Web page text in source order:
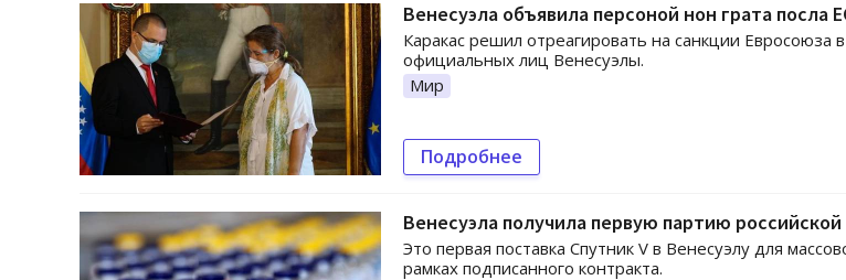
Венесуэла объявила персоной нон грата посла
Каракас решил отреагировать на санкции Евросоюза
официальных лиц Венесуэлы.
Мир
Подробнее
Венесуэла получила первую партию российской
Это первая поставка Спутник V в Венесуэлу для
рамках подписанного контракта.